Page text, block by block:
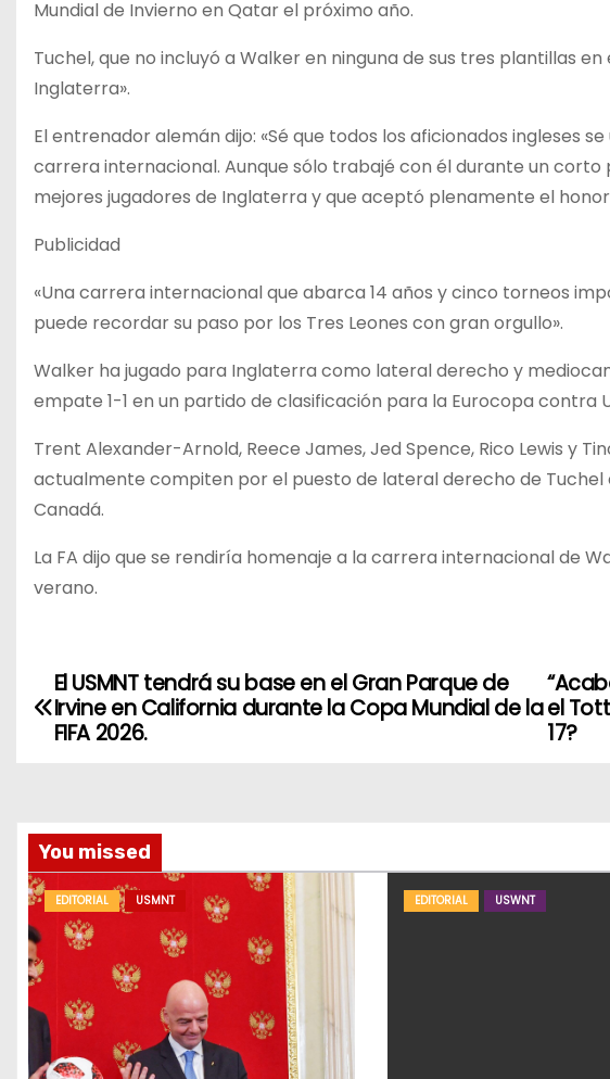
Mundial de Invierno en Qatar el próximo año.
Tuchel, que no incluyó a Walker en ninguna de sus tres plantillas
Inglaterra».
El entrenador alemán dijo: «Sé que todos los aficionados ingleses
carrera internacional. Aunque sólo trabajé con él durante un
mejores jugadores de Inglaterra y que aceptó plenamente el
Publicidad
«Una carrera internacional que abarca 14 años y cinco torneos
puede recordar su paso por los Tres Leones con gran orgullo».
Walker ha jugado para Inglaterra como lateral derecho y
empate 1-1 en un partido de clasificación para la Eurocopa contra
Trent Alexander-Arnold, Reece James, Jed Spence, Rico Lewis y
actualmente compiten por el puesto de lateral derecho de Tuchel
Canadá.
La FA dijo que se rendiría homenaje a la carrera internacional de
verano.
N
e
g
a
c
i
ó
el
17?
El USMNT tendrá su base en el Gran Parque de
Irvine en California durante la Copa Mundial de la
FIFA 2026.
You missed
EDITORIAL USMNT EDITORIAL USWNT